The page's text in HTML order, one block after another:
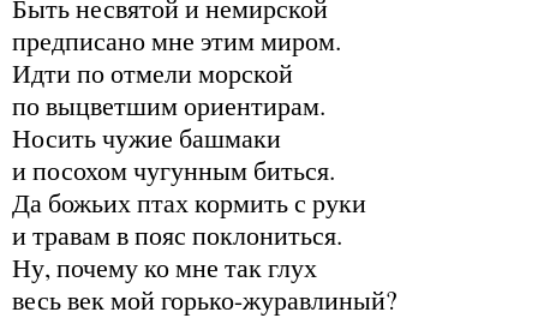
Быть несвятой и немирской
предписано мне этим миром.
Идти по отмели морской
по выцветшим ориентирам.
Носить чужие башмаки
и посохом чугунным биться.
Да божьих птах кормить с руки
и травам в пояс поклониться.
Ну, почему ко мне так глух
весь век мой горько-журавлиный?